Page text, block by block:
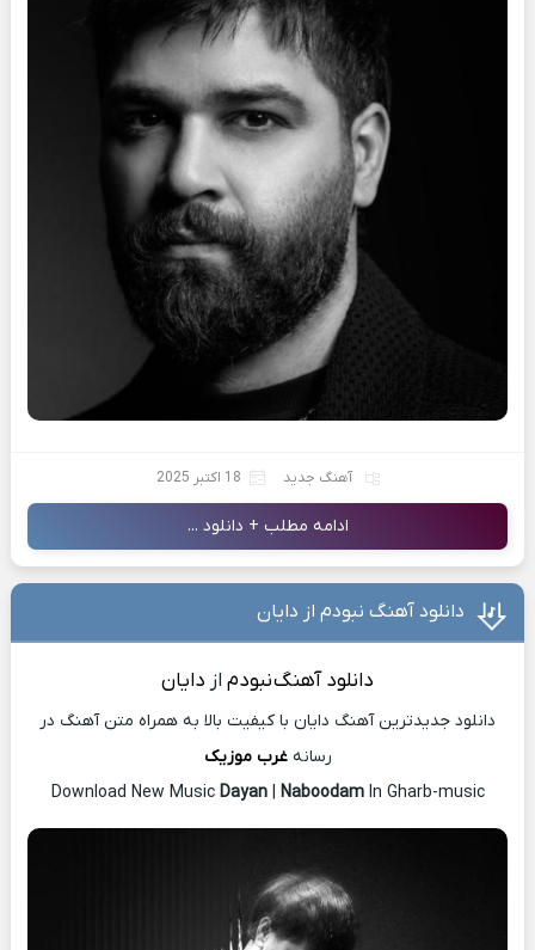
آهنگ جدید 18 اکتبر 2025
ادامه مطلب + دانلود ...
دانلود آهنگ نبودم از دایان
دانلود آهنگنبودم از دایان
دانلود جدیدترین آهنگ دایان با کیفیت بالا به همراه متن آهنگ در
رسانهغرب موزیک
Download New Music Dayan| NaboodamIn Gharb-music